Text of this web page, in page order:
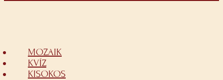
MOZAIK
KVÍZ
KISOKOS